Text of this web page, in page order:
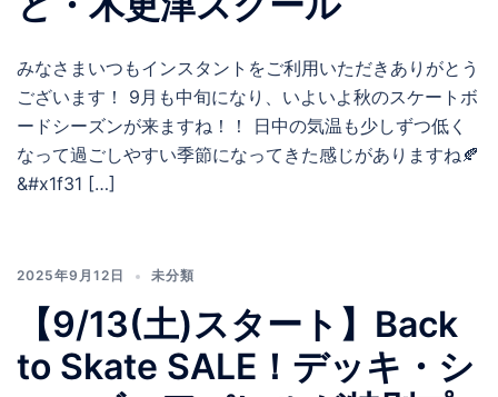
みなさまいつもインスタントをご利用いただきありがとう
ございます！ 9月も中旬になり、いよいよ秋のスケートボ
ードシーズンが来ますね！！ 日中の気温も少しずつ低く
なって過ごしやすい季節になってきた感じがありますね🍂
&#x1f31 […]
2025年9月12日 未分類
【9/13(土)スタート】Back
to Skate SALE！デッキ・シ